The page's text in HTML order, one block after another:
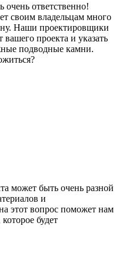
очень ответственно!
своим владельцам много
Наши проектировщики
проекта и указать
подводные камни.
может быть очень разной
и
этот вопрос поможет нам
будет